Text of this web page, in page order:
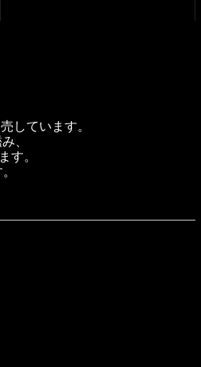
しています。
、
す。